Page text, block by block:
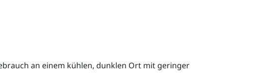
an einem kühlen, dunklen Ort mit geringer